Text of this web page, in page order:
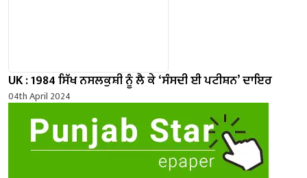
UK : 1984 ਸਿੱਖ ਨਸਲਕੁਸ਼ੀ ਨੂੰ ਲੈ ਕੇ ‘ਸੰਸਦੀ ਈ ਪਟੀਸ਼ਨ’ ਦਾਇਰ
04th April 2024